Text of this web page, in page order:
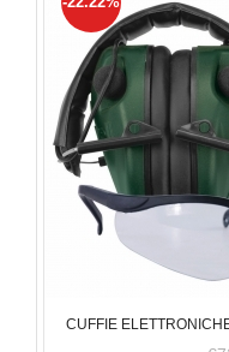
CUFFIE